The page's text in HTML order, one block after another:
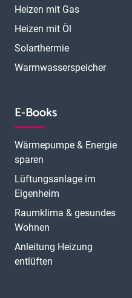
Heizen mit Gas
Heizen mit Öl
Solarthermie
Warmwasserspeicher
E-Books
Wärmepumpe & Energie
sparen
Lüftungsanlage im
Eigenheim
Raumklima & gesundes
Wohnen
Anleitung Heizung
entlüften